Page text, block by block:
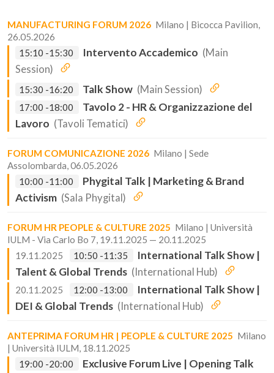
MANUFACTURING FORUM 2026 Milano | Bicocca Pavilion,
26.05.2026
15:10 -15:30
Intervento Accademico (Main
Session)
15:30 -16:20 Talk Show (Main Session)
17:00 -18:00
Tavolo 2 - HR & Organizzazione del
Lavoro (Tavoli Tematici)
FORUM COMUNICAZIONE 2026 Milano | Sede
Assolombarda, 06.05.2026
10:00 -11:00
Phygital Talk | Marketing & Brand
Activism (Sala Phygital)
FORUM HR PEOPLE & CULTURE 2025 Milano | Università
IULM - Via Carlo Bo 7, 19.11.2025 — 20.11.2025
19.11.2025
10:50 -11:35
International Talk Show |
Talent & Global Trends (International Hub)
20.11.2025 12:00 -13:00
International Talk Show |
DEI & Global Trends (International Hub)
ANTEPRIMA FORUM HR | PEOPLE & CULTURE 2025 Milano
| Università IULM, 18.11.2025
19:00 -20:00
Exclusive Forum Live | Opening Talk